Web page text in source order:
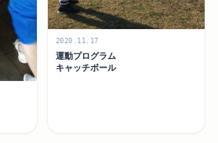
2020.11.17
運動プログラム
キャッチボール